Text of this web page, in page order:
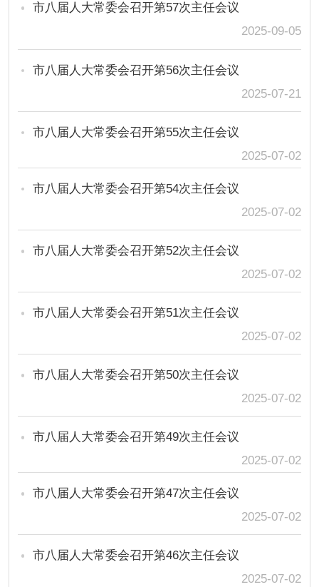
市八届人大常委会召开第57次主任会议
2025-09-05
市八届人大常委会召开第56次主任会议
2025-07-21
市八届人大常委会召开第55次主任会议
2025-07-02
市八届人大常委会召开第54次主任会议
2025-07-02
市八届人大常委会召开第52次主任会议
2025-07-02
市八届人大常委会召开第51次主任会议
2025-07-02
市八届人大常委会召开第50次主任会议
2025-07-02
市八届人大常委会召开第49次主任会议
2025-07-02
市八届人大常委会召开第47次主任会议
2025-07-02
市八届人大常委会召开第46次主任会议
2025-07-02